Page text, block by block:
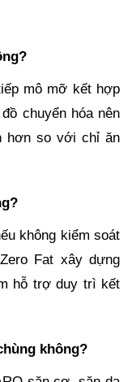
mô mỡ kết hợp
chuyển hóa nên
hơn so với chỉ ăn
không kiểm soát
Fat xây dựng
hỗ trợ duy trì kết
không?